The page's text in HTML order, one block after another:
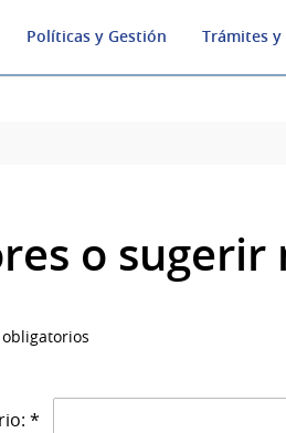
Políticas y Gestión Trámites y
o sugerir
*